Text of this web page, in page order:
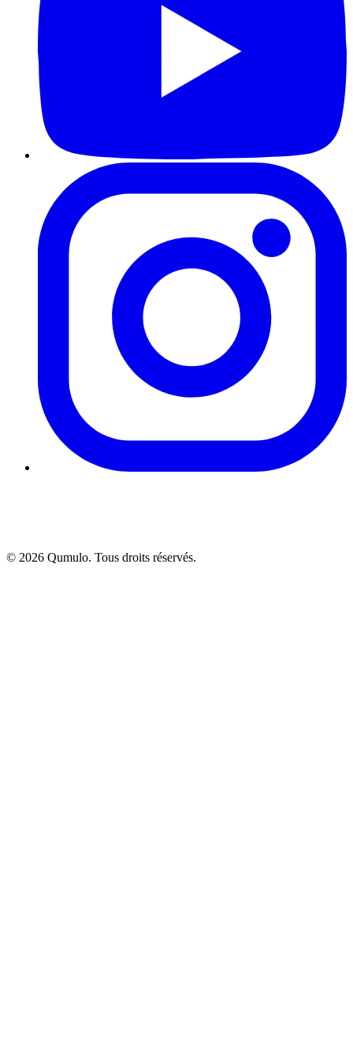
© 2026 Qumulo. Tous droits réservés.